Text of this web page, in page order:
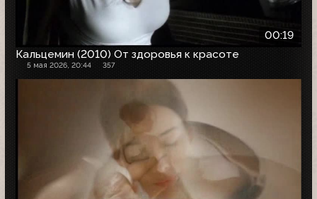
00:19
Кальцемин (2010) От здоровья к красоте
5 мая 2026, 20:44 357